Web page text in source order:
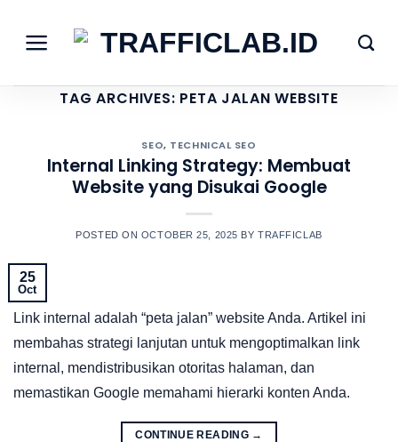
content
TAG ARCHIVES: PETA JALAN WEBSITE
SEO, TECHNICAL SEO
Internal Linking Strategy: Membuat
Website yang Disukai Google
POSTED ON OCTOBER 25, 2025 BYTRAFFICLAB
25
Oct
Link internal adalah “peta jalan” website Anda. Artikel ini
membahas strategi lanjutan untuk mengoptimalkan link
internal, mendistribusikan otoritas halaman, dan
memastikan Google memahami hierarki konten Anda.
CONTINUE READING →